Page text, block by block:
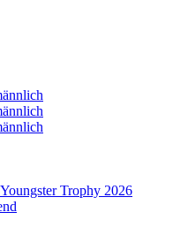
Trophy 2026